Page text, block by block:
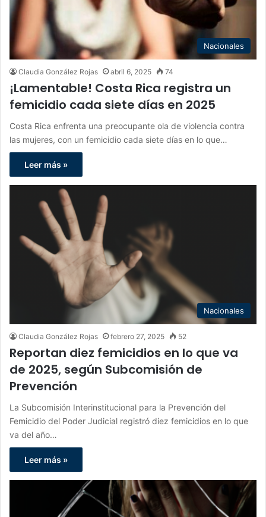
Nacionales
Claudia González Rojas abril 6, 2025 74
¡Lamentable! Costa Rica registra un
femicidio cada siete días en 2025
Costa Rica enfrenta una preocupante ola de violencia contra
las mujeres, con un femicidio cada siete días en lo que…
Leer más »
Nacionales
Claudia González Rojas febrero 27, 2025 52
Reportan diez femicidios en lo que va
de 2025, según Subcomisión de
Prevención
La Subcomisión Interinstitucional para la Prevención del
Femicidio del Poder Judicial registró diez femicidios en lo que
va del año…
Leer más »